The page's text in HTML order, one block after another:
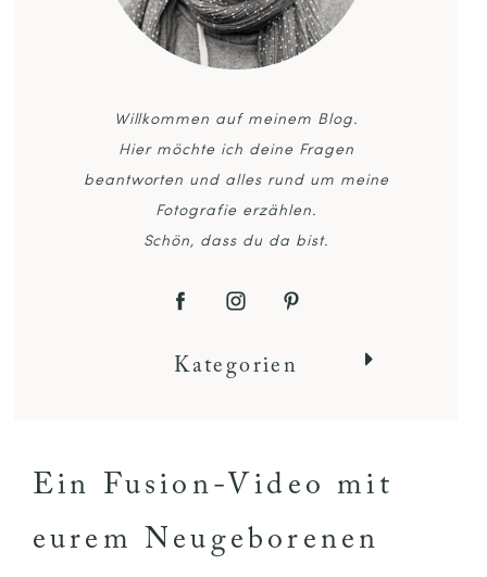
Willkommen auf meinem Blog.
Hier möchte ich deine Fragen
beantworten und alles rund um meine
Fotografie erzählen.
Schön, dass du da bist.
Kategorien
Ein Fusion-Video mit
eurem Neugeborenen